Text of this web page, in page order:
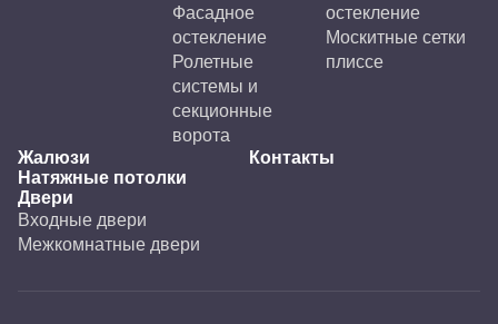
Фасадное
остекление
Ролетные
системы и
секционные
ворота
остекление
Москитные сетки
плиссе
Жалюзи
Натяжные потолки
Двери
Входные двери
Межкомнатные двери
Контакты